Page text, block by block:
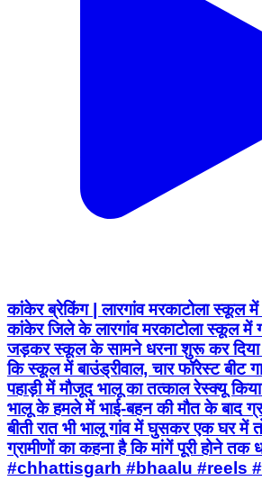
कांकेर ब्रेकिंग | लारगांव मरकाटोला स्कूल में
कांकेर जिले के लारगांव मरकाटोला स्कूल में
जड़कर स्कूल के सामने धरना शुरू कर दिया
कि स्कूल में बाउंड्रीवाल, चार फॉरेस्ट बीट
पहाड़ी में मौजूद भालू का तत्काल रेस्क्यू
भालू के हमले में भाई-बहन की मौत के बाद
बीती रात भी भालू गांव में घुसकर एक घर में
ग्रामीणों का कहना है कि मांगें पूरी होने तक
#chhattisgarh #bhaalu #reels